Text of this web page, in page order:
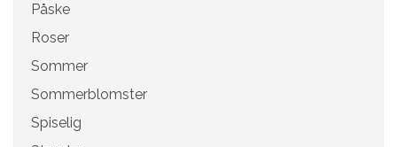
Påske
Roser
Sommer
Sommerblomster
Spiselig